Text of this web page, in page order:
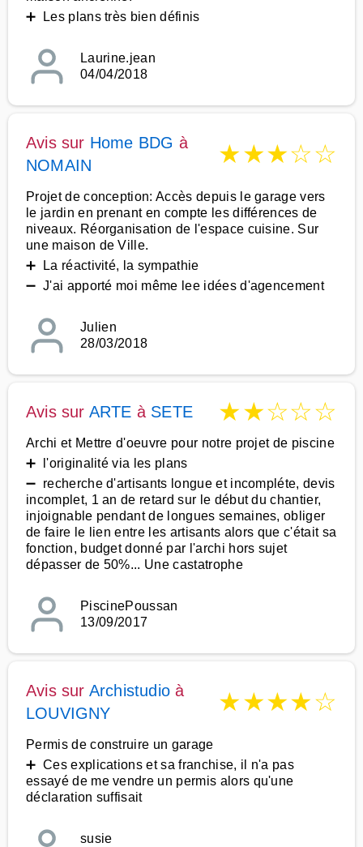
➕ Les plans très bien définis
Laurine.jean
04/04/2018
Avis sur Home BDG à
NOMAIN
★★★☆☆
Projet de conception: Accès depuis le garage vers
le jardin en prenant en compte les différences de
niveaux. Réorganisation de l'espace cuisine. Sur
une maison de Ville.
➕ La réactivité, la sympathie
➖ J'ai apporté moi même lee idées d'agencement
Julien
28/03/2018
Avis sur ARTE à SETE ★★☆☆☆
Archi et Mettre d'oeuvre pour notre projet de piscine
➕ l'originalité via les plans
➖ recherche d'artisants longue et incompléte, devis
incomplet, 1 an de retard sur le début du chantier,
injoignable pendant de longues semaines, obliger
de faire le lien entre les artisants alors que c'était sa
fonction, budget donné par l'archi hors sujet
dépasser de 50%... Une castatrophe
PiscinePoussan
13/09/2017
Avis sur Archistudio à
LOUVIGNY
★★★★☆
Permis de construire un garage
➕ Ces explications et sa franchise, il n'a pas
essayé de me vendre un permis alors qu'une
déclaration suffisait
susie